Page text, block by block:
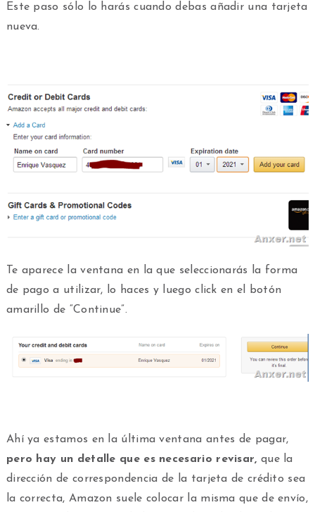
Este paso sólo lo harás cuando debas añadir una tarjeta
nueva.
Te aparece la ventana en la que seleccionarás la forma
de pago a utilizar, lo haces y luego click en el botón
amarillo de “Continue”.
Ahí ya estamos en la última ventana antes de pagar,
pero hay un detalle que es necesario revisar, que la
dirección de correspondencia de la tarjeta de crédito sea
la correcta, Amazon suele colocar la misma que de envío,